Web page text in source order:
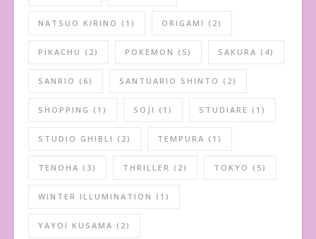
NATSUO KIRINO (1) ORIGAMI (2)
PIKACHU (2) POKEMON (5) SAKURA (4)
SANRIO (6) SANTUARIO SHINTO (2)
SHOPPING (1) SOJI (1) STUDIARE (1)
STUDIO GHIBLI (2) TEMPURA (1)
TENOHA (3) THRILLER (2) TOKYO (5)
WINTER ILLUMINATION (1)
YAYOI KUSAMA (2)